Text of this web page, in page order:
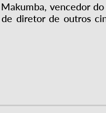
vencedor
diretor de outros